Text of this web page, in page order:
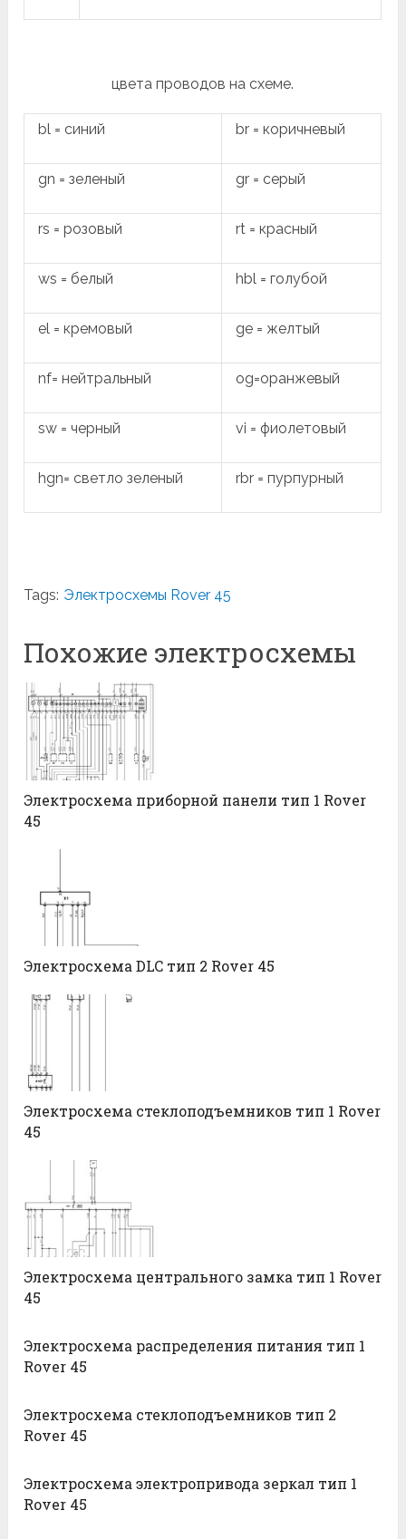
цвета проводов на схеме.
bl = синий br = коричневый
gn = зеленый gr = серый
rs = розовый rt = красный
ws = белый hbl = голубой
el = кремовый ge = желтый
nf= нейтральный og=оранжевый
sw = черный vi = фиолетовый
hgn= светло зеленый rbr = пурпурный
Tags: Электросхемы Rover 45
Похожие электросхемы
Электросхема приборной панели тип 1 Rover
45
Электросхема DLC тип 2 Rover 45
Электросхема стеклоподъемников тип 1 Rover
45
Электросхема центрального замка тип 1 Rover
45
Электросхема распределения питания тип 1
Rover 45
Электросхема стеклоподъемников тип 2
Rover 45
Электросхема электропривода зеркал тип 1
Rover 45